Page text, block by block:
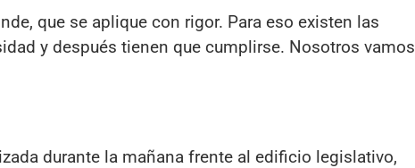
que se aplique con rigor. Para eso existen las
y después tienen que cumplirse. Nosotros vamos
durante la mañana frente al edificio legislativo,